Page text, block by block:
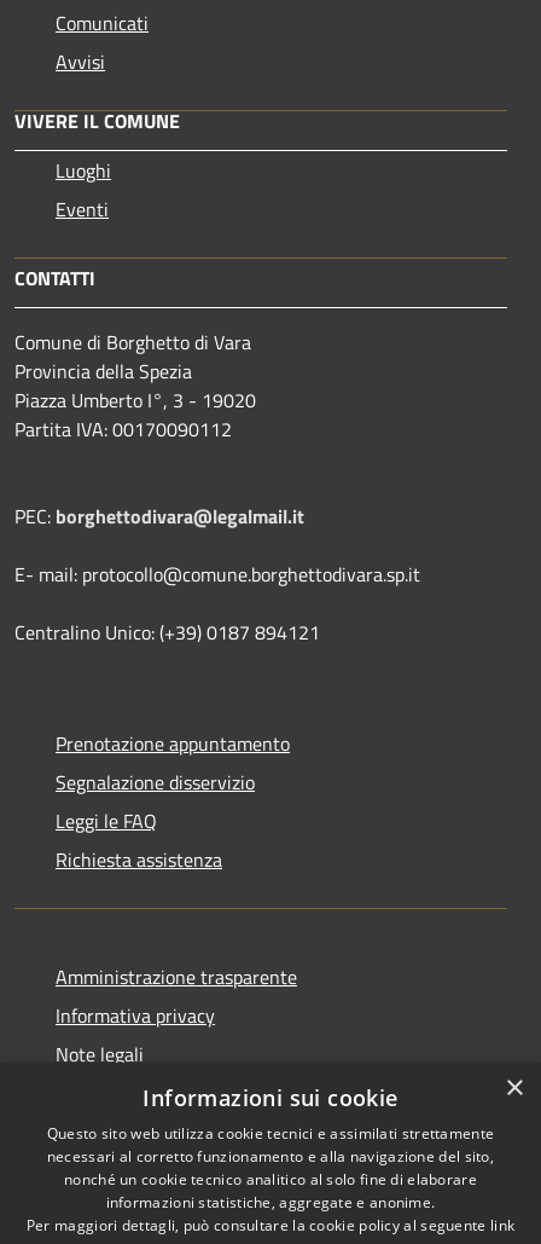
Comunicati
Avvisi
VIVERE IL COMUNE
Luoghi
Eventi
CONTATTI
Comune di Borghetto di Vara
Provincia della Spezia
Piazza Umberto I°, 3 - 19020
Partita IVA: 00170090112
PEC: borghettodivara@legalmail.it
E- mail: protocollo@comune.borghettodivara.sp.it
Centralino Unico: (+39) 0187 894121
Prenotazione appuntamento
Segnalazione disservizio
Leggi le FAQ
Richiesta assistenza
Amministrazione trasparente
Informativa privacy
Note legali
Dichiarazione di accessibilità
RSS
Copyright © 2026 • Comune di
×
Informazioni sui cookie
Questo sito web utilizza cookie tecnici e assimilati strettamente
necessari al corretto funzionamento e alla navigazione del sito,
nonché un cookie tecnico analitico al solo fine di elaborare
informazioni statistiche, aggregate e anonime.
Per maggiori dettagli, può consultare la cookie policy al seguente link